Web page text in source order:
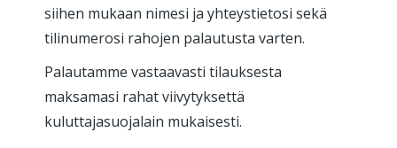
siihen mukaan nimesi ja yhteystietosi sekä
tilinumerosi rahojen palautusta varten.
Palautamme vastaavasti tilauksesta
maksamasi rahat viivytyksettä
kuluttajasuojalain mukaisesti.